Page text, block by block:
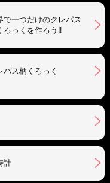
で一つだけのクレパス
ろっくを作ろう‼︎
パス柄くろっく
計